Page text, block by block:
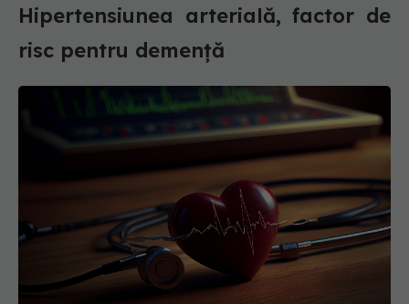
Hipertensiunea arterială, factor de
risc pentru demență